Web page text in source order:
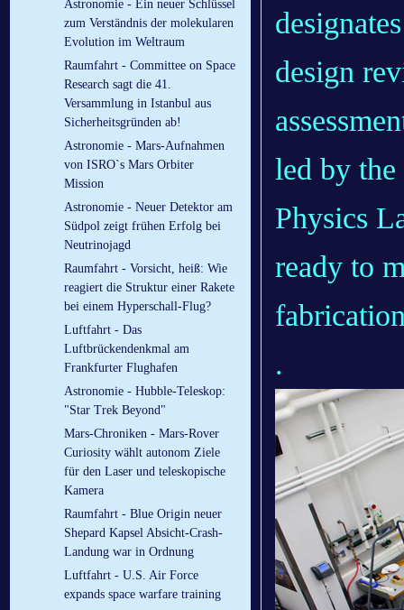
Astronomie - Ein neuer Schlüssel
zum Verständnis der molekularen
Evolution im Weltraum
Raumfahrt - Committee on Space
Research sagt die 41.
Versammlung in Istanbul aus
Sicherheitsgründen ab!
Astronomie - Mars-Aufnahmen
von ISRO`s Mars Orbiter
Mission
Astronomie - Neuer Detektor am
Südpol zeigt frühen Erfolg bei
Neutrinojagd
Raumfahrt - Vorsicht, heiß: Wie
reagiert die Struktur einer Rakete
bei einem Hyperschall-Flug?
Luftfahrt - Das
Luftbrückendenkmal am
Frankfurter Flughafen
Astronomie - Hubble-Teleskop:
"Star Trek Beyond"
Mars-Chroniken - Mars-Rover
Curiosity wählt autonom Ziele
für den Laser und teleskopische
Kamera
Raumfahrt - Blue Origin neuer
Shepard Kapsel Absicht-Crash-
Landung war in Ordnung
Luftfahrt - U.S. Air Force
expands space warfare training
design
led by
Physics
ready to
.